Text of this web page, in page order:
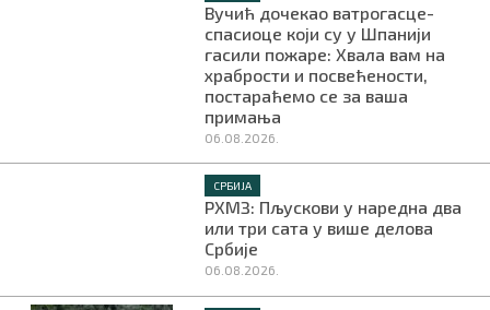
Вучић дочекао ватрогасце-
спасиоце који су у Шпанији
гасили пожаре: Хвала вам на
храбрости и посвећености,
постараћемо се за ваша
примања
06.08.2026.
СРБИЈА
РХМЗ: Пљускови у наредна два
или три сата у више делова
Србије
06.08.2026.